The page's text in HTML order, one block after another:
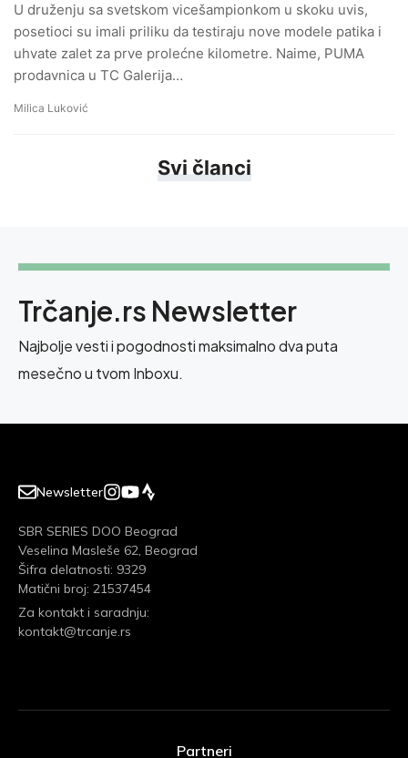
U druženju sa svetskom vicešampionkom u skoku uvis,
posetioci su imali priliku da testiraju nove modele patika i
uhvate zalet za prve prolećne kilometre. Naime, PUMA
prodavnica u TC Galerija…
Milica Luković
Svi članci
Trčanje.rs Newsletter
Najbolje vesti i pogodnosti maksimalno dva puta
mesečno u tvom Inboxu.
Newsletter
SBR SERIES DOO Beograd
Veselina Masleše 62, Beograd
Šifra delatnosti: 9329
Matični broj: 21537454
Za kontakt i saradnju:
kontakt@trcanje.rs
Partneri